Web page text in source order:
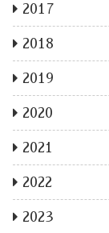
2017
2018
2019
2020
2021
2022
2023